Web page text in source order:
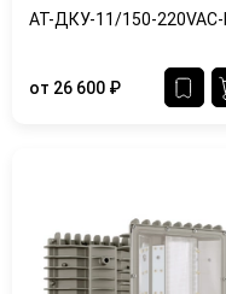
от 26 600 ₽